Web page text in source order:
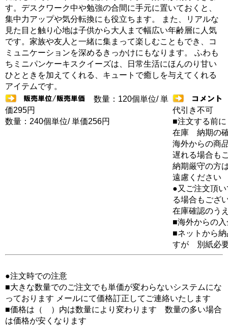
す。デスクワーク中や勉強の合間に手元に置いておくと、
集中力アップや気分転換にも役立ちます。 また、リアルな
見た目と触り心地は子供から大人まで幅広い年齢層に人気
です。家族や友人と一緒に集まって楽しむこともでき、コ
ミュニケーションを深めるきっかけにもなります。 ふわも
ちミニパンケーキスクイーズは、日常生活にほんのり甘い
ひとときを加えてくれる、キュートで癒しを与えてくれる
アイテムです。
数量：120個単位/ 単
価295円
数量：240個単位/ 単価256円
代引き不可
■注文する前に
在庫 納期の
海外からの商
遅れる場合も
納期厳守の方
遠慮ください
●又ご注文頂
る場合もござ
在庫確認のう
■海外からの
■ネットから
すが 別紙必
●注文時での注意
■大きな数量でのご注文でも単価が変わらないシステムにな
っております メールにて価格訂正してご連絡いたします
■価格は（ ）内は数量により変わります 数量の多い場合
は価格が安くなります